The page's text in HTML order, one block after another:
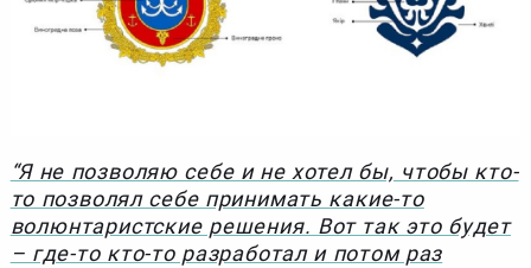
“Я не позволяю себе и не хотел бы, чтобы кто-
то позволял себе принимать какие-то
волюнтаристские решения. Вот так это будет
– где-то кто-то разработал и потом раз